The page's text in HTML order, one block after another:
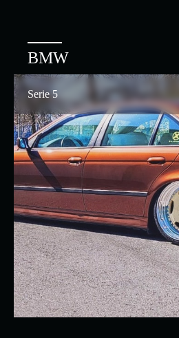
BMW
Serie 5